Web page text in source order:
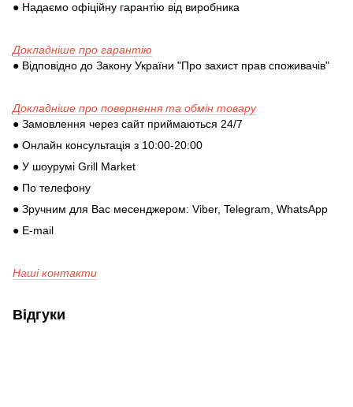
● Надаємо офіційну гарантію від виробника
Докладніше про гарантію
● Відповідно до Закону України "Про захист прав споживачів"
Докладніше про повернення та обмін товару
● Замовлення через сайт приймаються 24/7
● Онлайн консультація з 10:00-20:00
● У шоурумі Grill Market
● По телефону
● Зручним для Вас месенджером: Viber, Telegram, WhatsApp
● E-mail
Наші контакти
Відгуки